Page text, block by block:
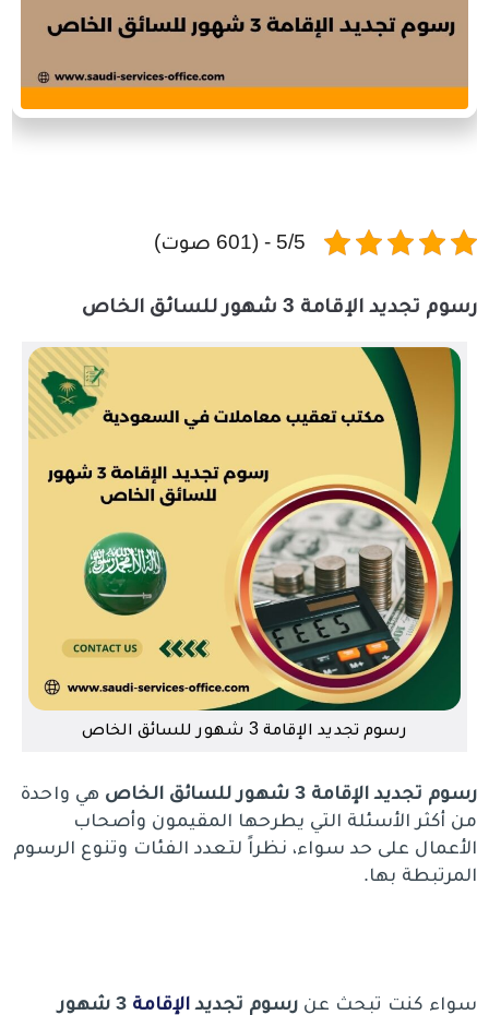
5/5 - (601 صوت)
رسوم تجديد الإقامة 3 شهور للسائق الخاص
رسوم تجديد الإقامة 3 شهور للسائق الخاص
رسوم تجديد الإقامة 3 شهور للسائق الخاص
هي واحدة
من أكثر الأسئلة التي يطرحها المقيمون وأصحاب
الأعمال على حد سواء، نظراً لتعدد الفئات وتنوع الرسوم
المرتبطة بها.
سواء كنت تبحث عنرسوم تجديدالإقامة
3 شهور